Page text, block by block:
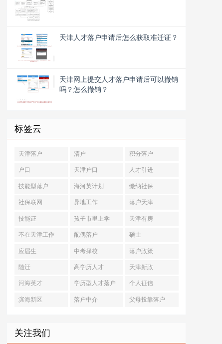
天津人才落户申请后怎么获取准迁证？
天津网上提交人才落户申请后可以撤销
吗？怎么撤销？
标签云
天津落户 清户 积分落户
户口 天津户口 人才引进
技能型落户 海河英计划 缴纳社保
社保联网 异地工作 落户天津
技能证 孩子市里上学 天津有房
不在天津工作 配偶落户 硕士
应届生 中考择校 落户政策
随迁 高学历人才 天津新政
河海英才 学历型人才落户 个人征信
滨海新区 落户中介 父母投靠落户
关注我们